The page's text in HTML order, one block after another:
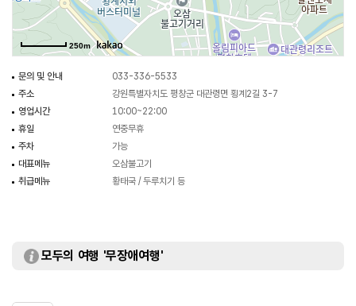
250m
문의 및 안내
033-336-5533
주소
강원특별자치도 평창군 대관령면 횡계2길 3-7
영업시간
10:00~22:00
휴일
연중무휴
주차
가능
대표메뉴
오삼불고기
취급메뉴
황태국 / 두루치기 등
모두의 여행 '무장애여행'